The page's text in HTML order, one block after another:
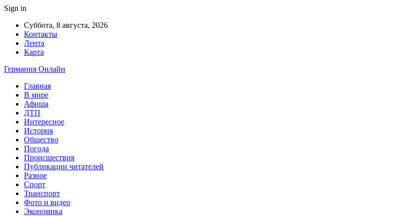
Sign in
Суббота, 8 августа, 2026
Контакты
Лента
Карта
Германия Онлайн
Главная
В мире
Афиша
ДТП
Интересное
История
Общество
Погода
Происшествия
Публикации читателей
Разное
Спорт
Транспорт
Фото и видео
Экономика